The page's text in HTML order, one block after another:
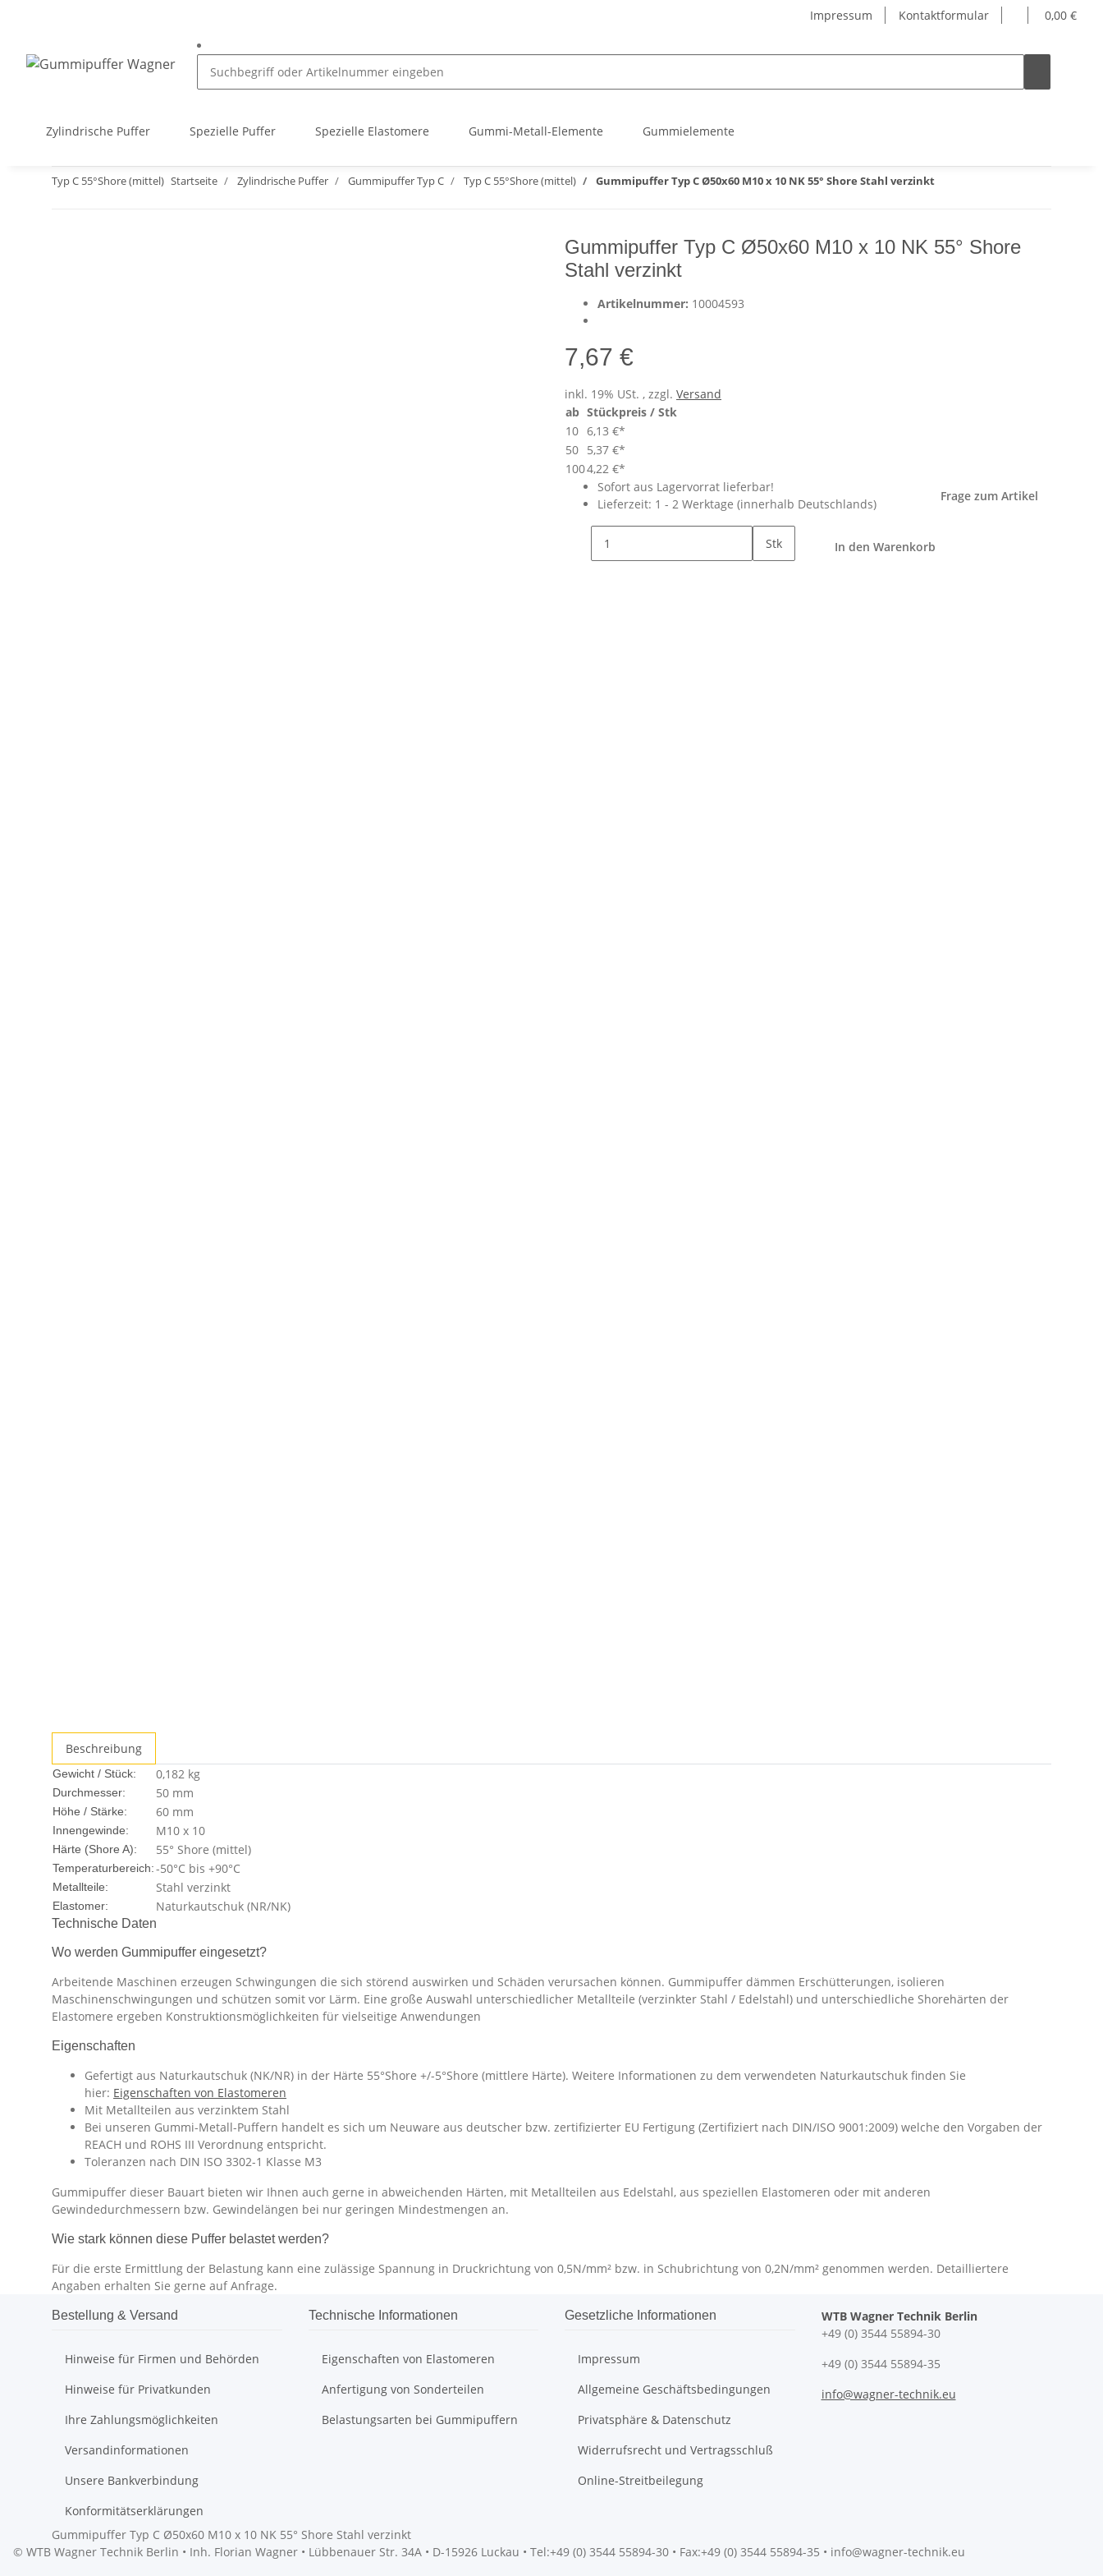
Impressum Kontaktformular 0,00 €
Zylindrische Puffer Spezielle Puffer Spezielle Elastomere Gummi-Metall-Elemente Gummielemente
Typ C 55°Shore (mittel) Startseite Zylindrische Puffer Gummipuffer Typ C Typ C 55°Shore (mittel) Gummipuffer Typ C Ø50x60 M10 x 10 NK 55° Shore Stahl verzinkt
Gummipuffer Typ C Ø50x60 M10 x 10 NK 55° Shore
Stahl verzinkt
Artikelnummer: 10004593
7,67 €
inkl. 19% USt. , zzgl. Versand
ab Stückpreis / Stk
10 6,13 €*
50 5,37 €*
1004,22 €*
Sofort aus Lagervorrat lieferbar!
Lieferzeit: 1 - 2 Werktage (innerhalb Deutschlands)
Frage zum Artikel
Stk In den Warenkorb
Beschreibung
Technische Daten
Gewicht / Stück: 0,182 kg
Durchmesser: 50 mm
Höhe / Stärke: 60 mm
Innengewinde: M10 x 10
Härte (Shore A): 55° Shore (mittel)
Temperaturbereich:-50°C bis +90°C
Metallteile: Stahl verzinkt
Elastomer: Naturkautschuk (NR/NK)
Wo werden Gummipuffer eingesetzt?
Arbeitende Maschinen erzeugen Schwingungen die sich störend auswirken und Schäden verursachen können. Gummipuffer dämmen Erschütterungen, isolieren
Maschinenschwingungen und schützen somit vor Lärm. Eine große Auswahl unterschiedlicher Metallteile (verzinkter Stahl / Edelstahl) und unterschiedliche Shorehärten der
Elastomere ergeben Konstruktionsmöglichkeiten für vielseitige Anwendungen
Eigenschaften
Gefertigt aus Naturkautschuk (NK/NR) in der Härte 55°Shore +/-5°Shore (mittlere Härte). Weitere Informationen zu dem verwendeten Naturkautschuk finden Sie
hier: Eigenschaften von Elastomeren
Mit Metallteilen aus verzinktem Stahl
Bei unseren Gummi-Metall-Puffern handelt es sich um Neuware aus deutscher bzw. zertifizierter EU Fertigung (Zertifiziert nach DIN/ISO 9001:2009) welche den Vorgaben der
REACH und ROHS III Verordnung entspricht.
Toleranzen nach DIN ISO 3302-1 Klasse M3
Gummipuffer dieser Bauart bieten wir Ihnen auch gerne in abweichenden Härten, mit Metallteilen aus Edelstahl, aus speziellen Elastomeren oder mit anderen
Gewindedurchmessern bzw. Gewindelängen bei nur geringen Mindestmengen an.
Wie stark können diese Puffer belastet werden?
Für die erste Ermittlung der Belastung kann eine zulässige Spannung in Druckrichtung von 0,5N/mm² bzw. in Schubrichtung von 0,2N/mm² genommen werden. Detailliertere
Angaben erhalten Sie gerne auf Anfrage.
Bestellung & Versand
Hinweise für Firmen und Behörden
Hinweise für Privatkunden
Ihre Zahlungsmöglichkeiten
Versandinformationen
Unsere Bankverbindung
Konformitätserklärungen
Technische Informationen
Eigenschaften von Elastomeren
Anfertigung von Sonderteilen
Belastungsarten bei Gummipuffern
Gesetzliche Informationen
Impressum
Allgemeine Geschäftsbedingungen
Privatsphäre & Datenschutz
Widerrufsrecht und Vertragsschluß
Online-Streitbeilegung
WTB Wagner Technik Berlin
+49 (0) 3544 55894-30
+49 (0) 3544 55894-35
info@wagner-technik.eu
Gummipuffer Typ C Ø50x60 M10 x 10 NK 55° Shore Stahl verzinkt
© WTB Wagner Technik Berlin • Inh. Florian Wagner • Lübbenauer Str. 34A • D-15926 Luckau • Tel:+49 (0) 3544 55894-30 • Fax:+49 (0) 3544 55894-35 • info@wagner-technik.eu